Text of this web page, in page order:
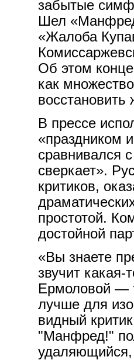
забытые
Шел
«Жалоба
Об этом
как
В прессе
«праздником
сравнивался
сверкает».
критиков,
простотой.
достойной
«Вы знаете
звучит
Ермоловой —
лучше для
видный
"Манфред!"
удаляющийся,